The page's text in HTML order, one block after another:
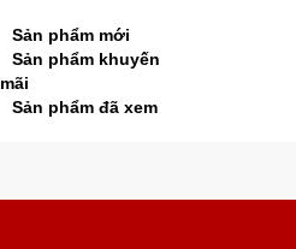
Sản phẩm mới
Sản phẩm khuyến
mãi
Sản phẩm đã xem